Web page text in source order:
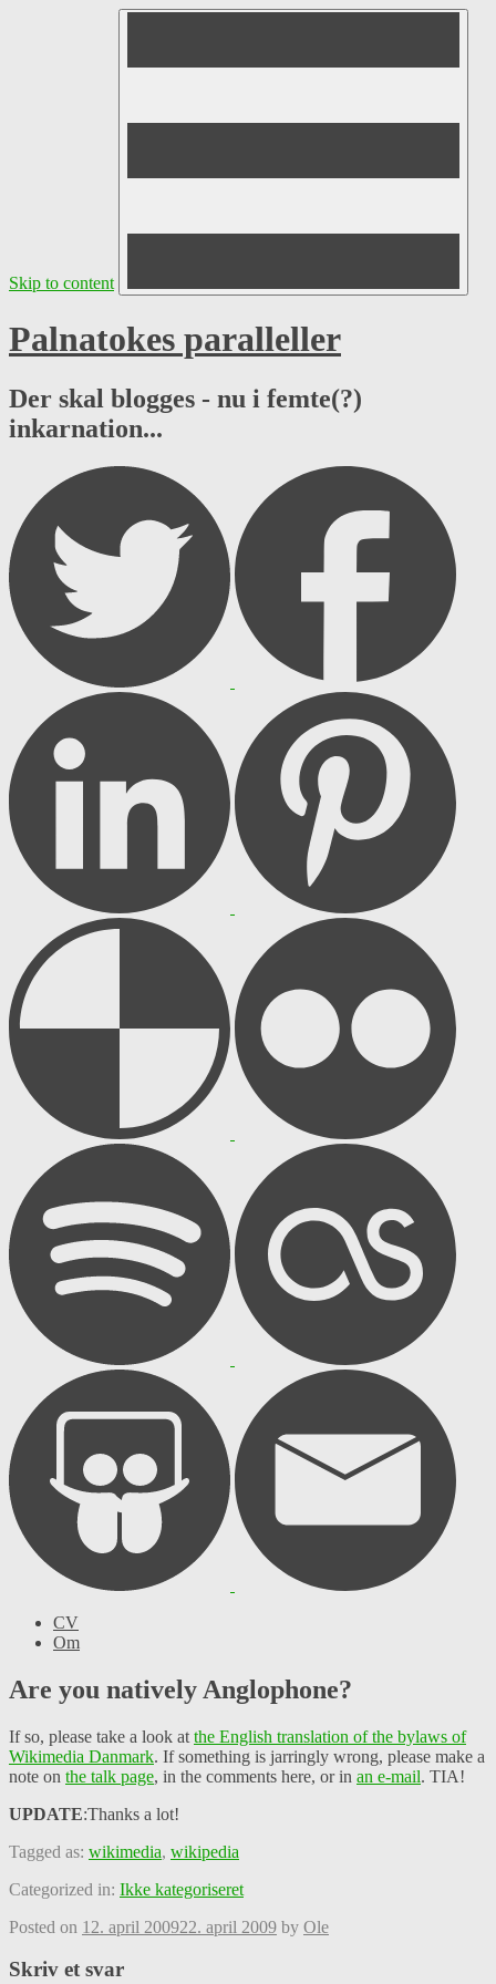
Skip to content
Palnatokes paralleller
Der skal blogges - nu i femte(?)
inkarnation...
CV
Om
Are you natively Anglophone?
If so, please take a look at the English translation of the bylaws of
Wikimedia Danmark. If something is jarringly wrong, please make a
note on the talk page, in the comments here, or in an e-mail. TIA!
UPDATE:Thanks a lot!
Tagged as: wikimedia, wikipedia
Categorized in: Ikke kategoriseret
Posted on 12. april 200922. april 2009 by Ole
Skriv et svar